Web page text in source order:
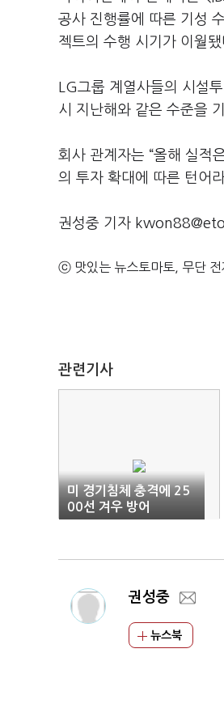
공사 진행률에 따른 기성
젝트의 수행 시기가 이월됐
LG그룹 계열사들의 시설
시 지난해와 같은 수준을
회사 관계자는 “올해 실적
의 투자 확대에 따른 턴어
권성중 기자
ⓒ 맛있는 뉴스토마토, 무단 전
관련기사
미 경기침체 충격에 25
00선 겨우 방어
권성중
뉴스북